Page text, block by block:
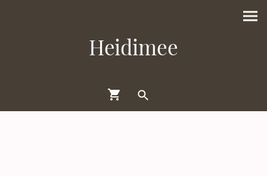
Heidimee